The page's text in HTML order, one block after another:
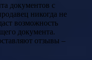
документов с
никогда не
возможность
документа.
отзывы –